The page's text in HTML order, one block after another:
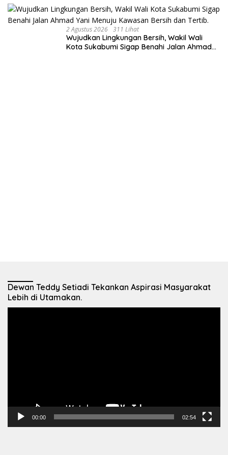
2 Agustus 2026 311 Lihat
Wujudkan Lingkungan Bersih, Wakil Wali
Kota Sukabumi Sigap Benahi Jalan Ahmad
Dewan Teddy Setiadi Tekankan Aspirasi Masyarakat
Lebih di Utamakan.
00:00 02:54